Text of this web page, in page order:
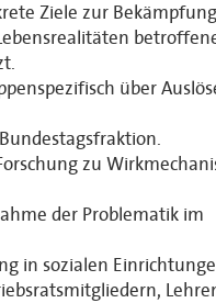
Ziele zur
über
zu
der Problematik im
in sozialen